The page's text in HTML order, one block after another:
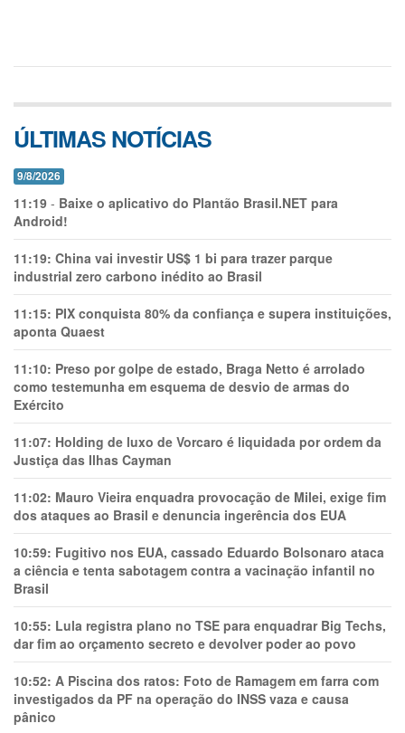
ÚLTIMAS NOTÍCIAS
9/8/2026
11:19 - Baixe o aplicativo do Plantão Brasil.NET para
Android!
11:19: China vai investir US$ 1 bi para trazer parque
industrial zero carbono inédito ao Brasil
11:15: PIX conquista 80% da confiança e supera instituições,
aponta Quaest
11:10: Preso por golpe de estado, Braga Netto é arrolado
como testemunha em esquema de desvio de armas do
Exército
11:07: Holding de luxo de Vorcaro é liquidada por ordem da
Justiça das Ilhas Cayman
11:02: Mauro Vieira enquadra provocação de Milei, exige fim
dos ataques ao Brasil e denuncia ingerência dos EUA
10:59: Fugitivo nos EUA, cassado Eduardo Bolsonaro ataca
a ciência e tenta sabotagem contra a vacinação infantil no
Brasil
10:55: Lula registra plano no TSE para enquadrar Big Techs,
dar fim ao orçamento secreto e devolver poder ao povo
10:52: A Piscina dos ratos: Foto de Ramagem em farra com
investigados da PF na operação do INSS vaza e causa
pânico